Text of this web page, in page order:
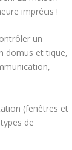
imprécis !
un
domus ettique,
(fenêtres et
de